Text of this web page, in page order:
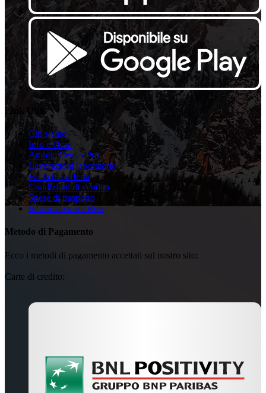
Link Utili
Chi siamo
Info e Orari
Atomic Center Pro
Lavorazioni laboratorio
Fai la tua offerta
Condizioni di vendita
Spese di trasporto
Informativa sui Resi
Metodo di Pagamento
Ecco i metodi di pagamento accettati sul nostro sito:
Carte di credito: